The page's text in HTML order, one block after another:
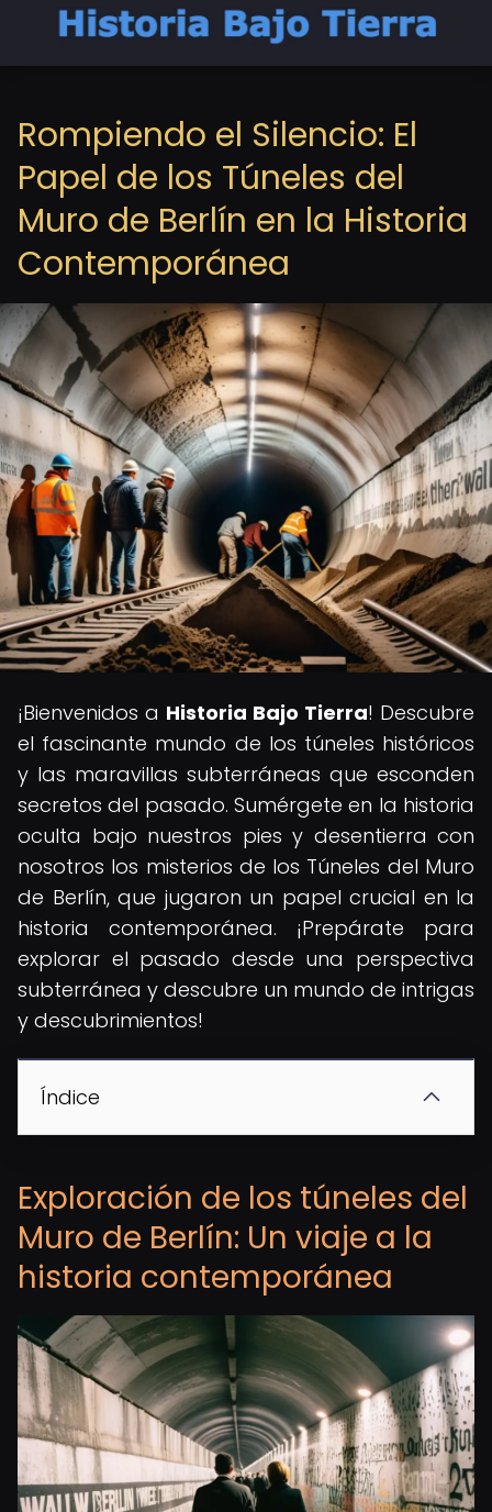
Rompiendo el Silencio: El
Papel de los Túneles del
Muro de Berlín en la Historia
Contemporánea
¡Bienvenidos a Historia Bajo Tierra! Descubre
el fascinante mundo de los túneles históricos
y las maravillas subterráneas que esconden
secretos del pasado. Sumérgete en la historia
oculta bajo nuestros pies y desentierra con
nosotros los misterios de los Túneles del Muro
de Berlín, que jugaron un papel crucial en la
historia contemporánea. ¡Prepárate para
explorar el pasado desde una perspectiva
subterránea y descubre un mundo de intrigas
y descubrimientos!
Índice
Exploración de los túneles del
Muro de Berlín: Un viaje a la
historia contemporánea